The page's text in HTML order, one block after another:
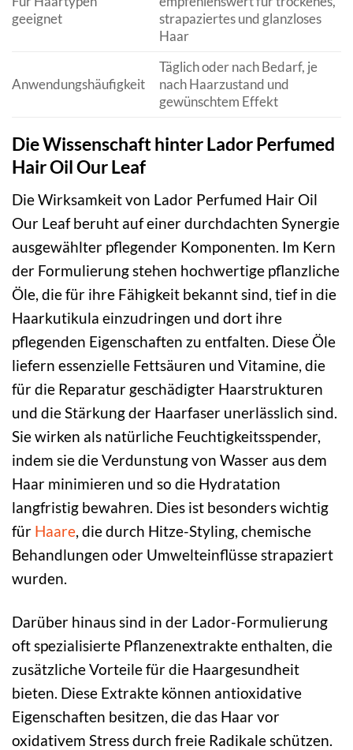
geeignet
strapaziertes und glanzloses
Haar
Anwendungshäufigkeit
Täglich oder nach Bedarf, je
nach Haarzustand und
gewünschtem Effekt
Die Wissenschaft hinter Lador Perfumed
Hair Oil Our Leaf
Die Wirksamkeit von Lador Perfumed Hair Oil
Our Leaf beruht auf einer durchdachten Synergie
ausgewählter pflegender Komponenten. Im Kern
der Formulierung stehen hochwertige pflanzliche
Öle, die für ihre Fähigkeit bekannt sind, tief in die
Haarkutikula einzudringen und dort ihre
pflegenden Eigenschaften zu entfalten. Diese Öle
liefern essenzielle Fettsäuren und Vitamine, die
für die Reparatur geschädigter Haarstrukturen
und die Stärkung der Haarfaser unerlässlich sind.
Sie wirken als natürliche Feuchtigkeitsspender,
indem sie die Verdunstung von Wasser aus dem
Haar minimieren und so die Hydratation
langfristig bewahren. Dies ist besonders wichtig
für Haare, die durch Hitze-Styling, chemische
Behandlungen oder Umwelteinflüsse strapaziert
wurden.
Darüber hinaus sind in der Lador-Formulierung
oft spezialisierte Pflanzenextrakte enthalten, die
zusätzliche Vorteile für die Haargesundheit
bieten. Diese Extrakte können antioxidative
Eigenschaften besitzen, die das Haar vor
oxidativem Stress durch freie Radikale schützen.